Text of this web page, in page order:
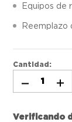
Equipos de
Reemplazo
Cantidad:
Verificando